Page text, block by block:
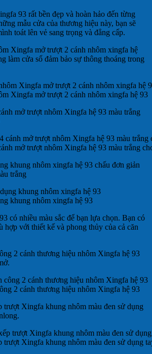
93 rất bền đẹp và hoàn hảo đến từng
mẫu cửa của thương hiệu này, bạn sẽ
toát lên vẻ sang trọng và đẳng cấp.
Xingfa mở trượt 2 cánh nhôm xingfa hệ
làm cửa sổ đảm bảo sự thông thoáng trong
Xingfa mở trượt 2 cánh nhôm xingfa hệ 93
mở trượt nhôm Xingfa hệ 93 màu trắng
mở trượt nhôm Xingfa hệ 93 màu trắng
khung nhôm xingfa hệ 93 chấu đơn giản
trắng
khung nhôm xingfa hệ 93
có nhiều màu sắc để bạn lựa chọn. Bạn có
hợp với thiết kế và phong thủy của cả căn
2 cánh thương hiệu nhôm Xingfa hệ 93
2 cánh thương hiệu nhôm Xingfa hệ 93
trượt Xingfa khung nhôm màu đen sử dụng
trượt Xingfa khung nhôm màu đen sử dụng